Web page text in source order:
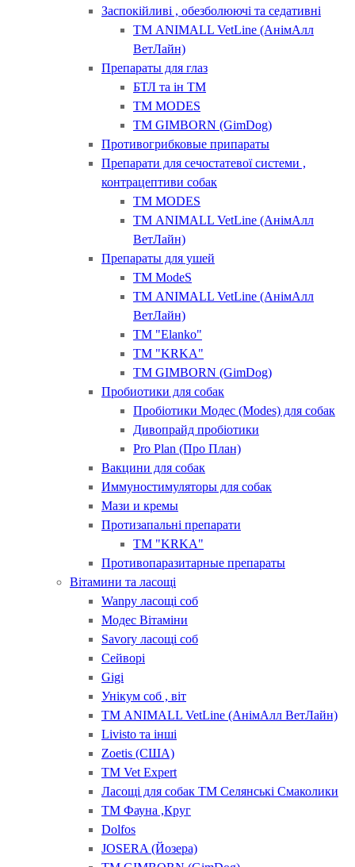
Заспокійливі , обезболюючі та седативні
ТМ ANIMALL VetLine (АнімАлл
ВетЛайн)
Препараты для глаз
БТЛ та ін ТМ
ТМ MODES
ТМ GIMBORN (GimDog)
Противогрибковые припараты
Препарати для сечостатевої системи ,
контрацептиви собак
ТМ MODES
ТМ ANIMALL VetLine (АнімАлл
ВетЛайн)
Препараты для ушей
ТМ ModeS
ТМ ANIMALL VetLine (АнімАлл
ВетЛайн)
ТМ "Elanko"
ТМ "KRKA"
ТМ GIMBORN (GimDog)
Пробиотики для собак
Пробіотики Модес (Modes) для собак
Дивопрайд пробіотики
Pro Plan (Про План)
Вакцини для собак
Иммуностимуляторы для собак
Мази и кремы
Протизапальні препарати
ТМ "KRKA"
Противопаразитарные препараты
Вітамини та ласощі
Wanpy ласощі соб
Модес Вітаміни
Savory ласощі соб
Сейворі
Gigi
Унікум соб , віт
ТМ ANIMALL VetLine (АнімАлл ВетЛайн)
Livisto та інші
Zoetis (США)
ТМ Vet Expert
Ласощі для собак ТМ Селянські Смаколики
ТМ Фауна ,Круг
Dolfos
JOSERA (Йозера)